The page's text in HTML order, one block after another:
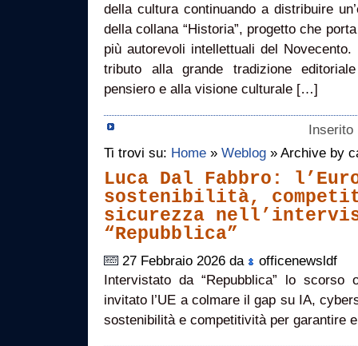
della cultura continuando a distribuire
della collana “Historia”, progetto che
più autorevoli intellettuali del Novecento.
tributo alla grande tradizione
pensiero e alla visione culturale […]
Ti trovi su: Home » Weblog » Archive by
Luca Dal Fabbro:
sostenibilità,
sicurezza
“Repubblica”
27 Febbraio 2026 da
officenewsldf
Intervistato da “Repubblica” lo scorso
invitato l’UE a colmare il gap su IA,
sostenibilità e competitività per garantire